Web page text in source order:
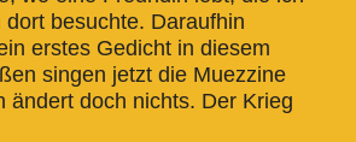
besuchte. Daraufhin
erstes Gedicht in diesem
singen jetzt die Muezzine
ändert doch nichts. Der Krieg